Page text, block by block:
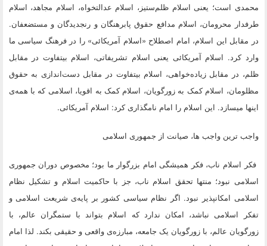
محمدی است؛ یعنی اسلام ظلم‌ستیز، اسلام عدالتخواه، اسلام مجاهد، اسلام
طرفدار محرومان، اسلام مدافع حقوق پابرهنگان و رنجدیدگان و مستضعفان.
در مقابل این اسلام، امام اصطلاح «اسلام آمریکائی» را در فرهنگ سیاسی ما
وارد کرد. اسلام آمریکائی یعنی اسلام تشریفاتی، اسلام بیتفاوت در مقابل
ظلم، در مقابل زیاده‌خواهی، اسلام بیتفاوت در مقابل دست‌اندازی به حقوق
مظلومان، اسلام کمک به زورگویان، اسلام کمک به اقویا، اسلامی که با همه‌ی
اینها میسازد. این اسلام را امام نامگذاری کرد: اسلام آمریکائی.
واجب ترین واجب ها، صیانت از جمهوری اسلامی
فکر اسلام ناب، فکر همیشگی امام بزرگوار ما بود؛ مخصوص دوران جمهوری
اسلامی نبود؛ منتها تحقق اسلام ناب، جز با حاکمیت اسلام و تشکیل نظام
اسلامی امکانپذیر نبود. اگر نظام سیاسی کشور بر پایه‌ی شریعت اسلامی و
تفکر اسلامی نباشد، امکان ندارد که اسلام بتواند با ستمگران عالم، با
زورگویان عالم، با زورگویان یک جامعه، مبارزه‌ی واقعی و حقیقی بکند. لذا امام